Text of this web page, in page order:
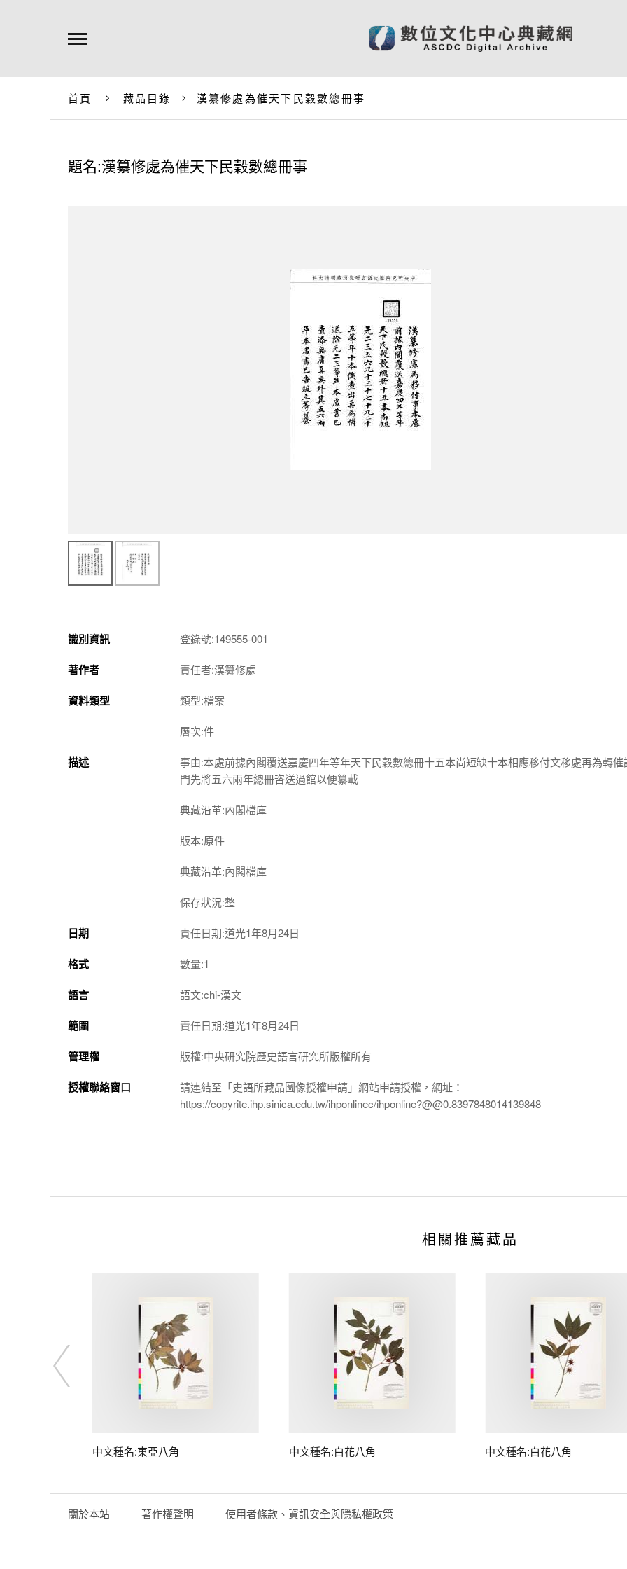
首頁 藏品目錄 漢纂修處為催天下民穀數總冊事
題名:漢纂修處為催天下民穀數總冊事
識別資訊 登錄號:149555-001
著作者 責任者:漢纂修處
資料類型 類型:檔案
層次:件
描述
事由:本處前據內閣覆送嘉慶四年等年天下民穀數總冊十五本尚短缺十本相應移付文移處再為轉催
門先將五六兩年總冊咨送過館以便纂載
典藏沿革:內閣檔庫
版本:原件
典藏沿革:內閣檔庫
保存狀況:整
日期 責任日期:道光1年8月24日
格式 數量:1
語言 語文:chi-漢文
範圍 責任日期:道光1年8月24日
管理權 版權:中央研究院歷史語言研究所版權所有
授權聯絡窗口
請連結至「史語所藏品圖像授權申請」網站申請授權，網址：
https://copyrite.ihp.sinica.edu.tw/ihponlinec/ihponline?@@0.8397848014139848
相關推薦藏品
中文種名:東亞八角 中文種名:白花八角 中文種名:白花八角
關於本站 著作權聲明 使用者條款、資訊安全與隱私權政策